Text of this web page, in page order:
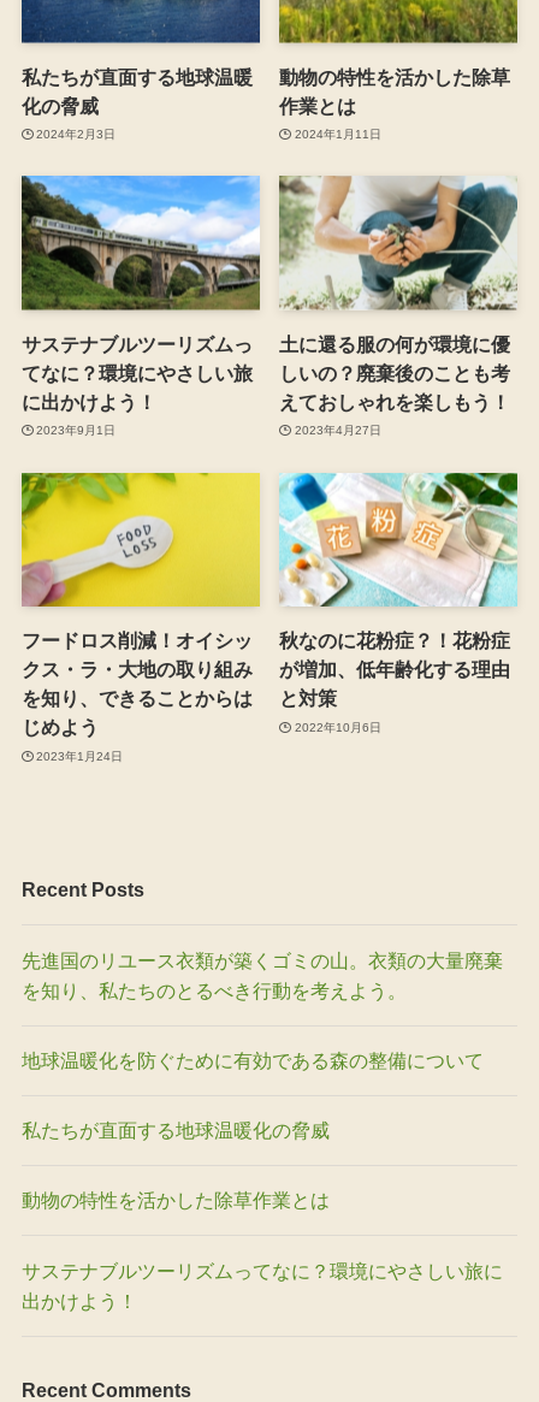
私たちが直面する地球温暖
化の脅威
2024年2月3日
動物の特性を活かした除草
作業とは
2024年1月11日
サステナブルツーリズムっ
てなに？環境にやさしい旅
に出かけよう！
2023年9月1日
土に還る服の何が環境に優
しいの？廃棄後のことも考
えておしゃれを楽しもう！
2023年4月27日
フードロス削減！オイシッ
クス・ラ・大地の取り組み
を知り、できることからは
じめよう
2023年1月24日
秋なのに花粉症？！花粉症
が増加、低年齢化する理由
と対策
2022年10月6日
Recent Posts
先進国のリユース衣類が築くゴミの山。衣類の大量廃棄
を知り、私たちのとるべき行動を考えよう。
地球温暖化を防ぐために有効である森の整備について
私たちが直面する地球温暖化の脅威
動物の特性を活かした除草作業とは
サステナブルツーリズムってなに？環境にやさしい旅に
出かけよう！
Recent Comments